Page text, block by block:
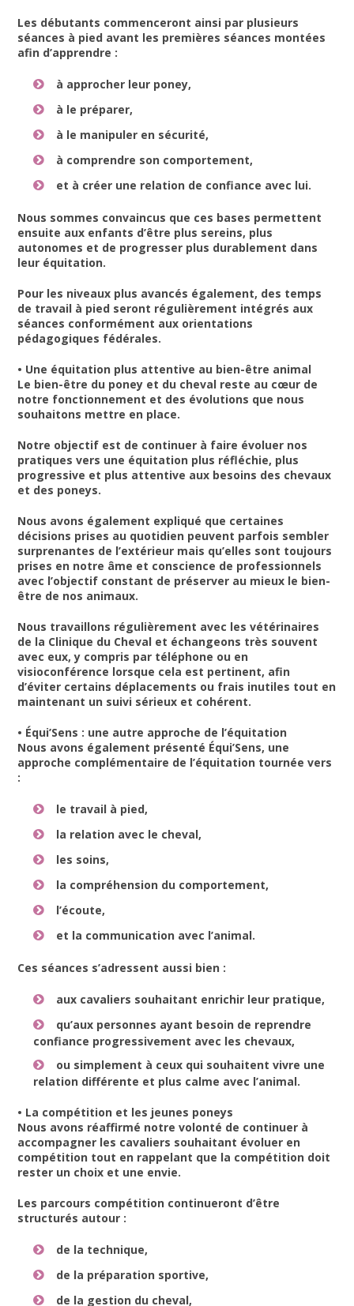
Les débutants commenceront ainsi par plusieurs
séances à pied avant les premières séances montées
afin d’apprendre :
à approcher leur poney,
à le préparer,
à le manipuler en sécurité,
à comprendre son comportement,
et à créer une relation de confiance avec lui.
Nous sommes convaincus que ces bases permettent
ensuite aux enfants d’être plus sereins, plus
autonomes et de progresser plus durablement dans
leur équitation.
Pour les niveaux plus avancés également, des temps
de travail à pied seront régulièrement intégrés aux
séances conformément aux orientations
pédagogiques fédérales.
• Une équitation plus attentive au bien-être animal
Le bien-être du poney et du cheval reste au cœur de
notre fonctionnement et des évolutions que nous
souhaitons mettre en place.
Notre objectif est de continuer à faire évoluer nos
pratiques vers une équitation plus réfléchie, plus
progressive et plus attentive aux besoins des chevaux
et des poneys.
Nous avons également expliqué que certaines
décisions prises au quotidien peuvent parfois sembler
surprenantes de l’extérieur mais qu’elles sont toujours
prises en notre âme et conscience de professionnels
avec l’objectif constant de préserver au mieux le bien-
être de nos animaux.
Nous travaillons régulièrement avec les vétérinaires
de la Clinique du Cheval et échangeons très souvent
avec eux, y compris par téléphone ou en
visioconférence lorsque cela est pertinent, afin
d’éviter certains déplacements ou frais inutiles tout en
maintenant un suivi sérieux et cohérent.
• Équi’Sens : une autre approche de l’équitation
Nous avons également présenté Équi’Sens, une
approche complémentaire de l’équitation tournée vers
:
le travail à pied,
la relation avec le cheval,
les soins,
la compréhension du comportement,
l’écoute,
et la communication avec l’animal.
Ces séances s’adressent aussi bien :
aux cavaliers souhaitant enrichir leur pratique,
qu’aux personnes ayant besoin de reprendre
confiance progressivement avec les chevaux,
ou simplement à ceux qui souhaitent vivre une
relation différente et plus calme avec l’animal.
• La compétition et les jeunes poneys
Nous avons réaffirmé notre volonté de continuer à
accompagner les cavaliers souhaitant évoluer en
compétition tout en rappelant que la compétition doit
rester un choix et une envie.
Les parcours compétition continueront d’être
structurés autour :
de la technique,
de la préparation sportive,
de la gestion du cheval,